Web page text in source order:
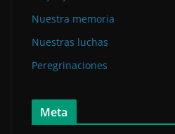
Nuestra memoria
Nuestras luchas
Peregrinaciones
Meta